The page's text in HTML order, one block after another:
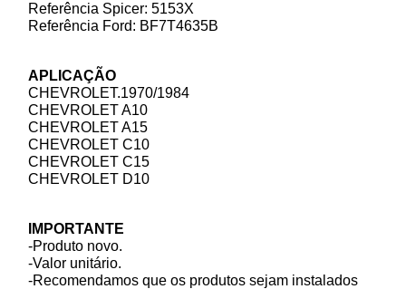
Referência Spicer: 5153X
Referência Ford: BF7T4635B
APLICAÇÃO
CHEVROLET.1970/1984
CHEVROLET A10
CHEVROLET A15
CHEVROLET C10
CHEVROLET C15
CHEVROLET D10
IMPORTANTE
-Produto novo.
-Valor unitário.
-Recomendamos que os produtos sejam instalados